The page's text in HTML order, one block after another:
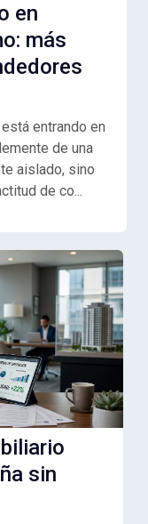
en
más
entrando en
de una
aislado, sino
de co...
sin